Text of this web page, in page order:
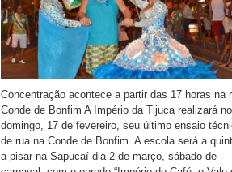
Concentração acontece a partir das 17 horas na
Conde de Bonfim A Império da Tijuca realizará no
domingo, 17 de fevereiro, seu último ensaio
de rua na Conde de Bonfim. A escola será a
a pisar na Sapucaí dia 2 de março, sábado de